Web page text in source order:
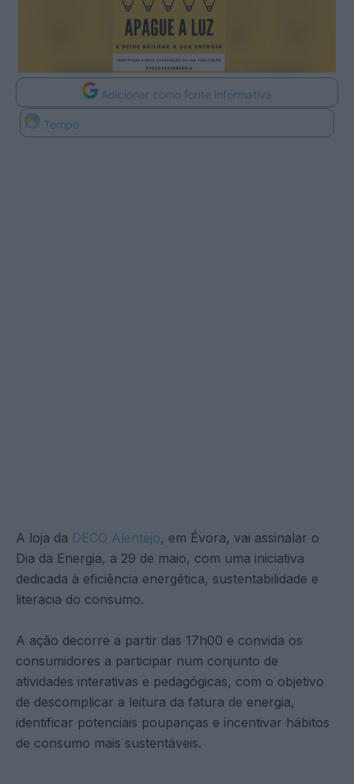
Adicionar como fonte informativa
Tempo
A loja da DECO Alentejo, em Évora, vai assinalar o
Dia da Energia, a 29 de maio, com uma iniciativa
dedicada à eficiência energética, sustentabilidade e
literacia do consumo.
A ação decorre a partir das 17h00 e convida os
consumidores a participar num conjunto de
atividades interativas e pedagógicas, com o objetivo
de descomplicar a leitura da fatura de energia,
identificar potenciais poupanças e incentivar hábitos
de consumo mais sustentáveis.